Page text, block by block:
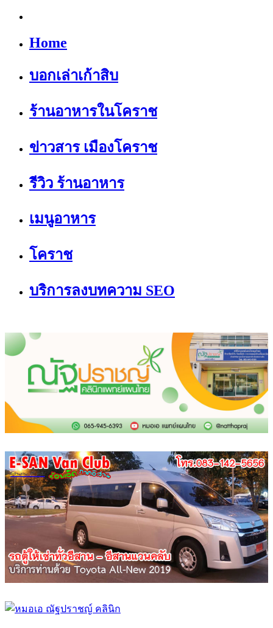
Home
บอกเล่าเก้าสิบ
ร้านอาหารในโคราช
ข่าวสาร เมืองโคราช
รีวิว ร้านอาหาร
เมนูอาหาร
โคราช
บริการลงบทความ SEO